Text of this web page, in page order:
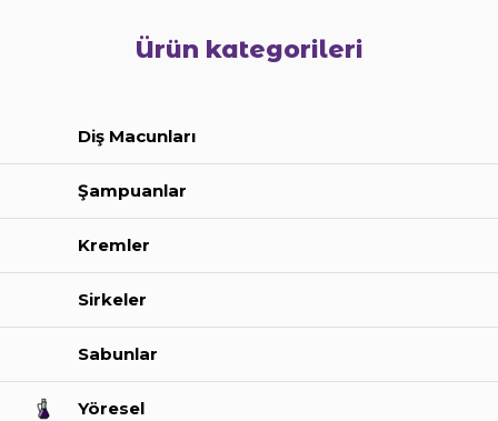
Ürün kategorileri
Diş Macunları
Şampuanlar
Kremler
Sirkeler
Sabunlar
Yöresel